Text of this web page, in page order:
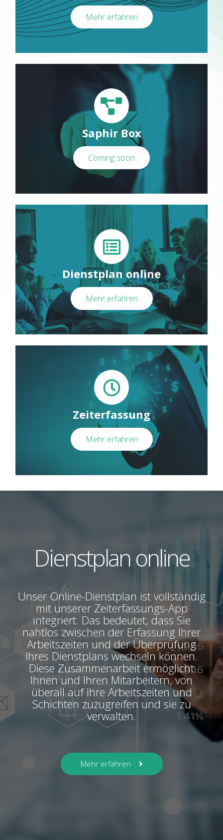
Mehr erfahren
Saphir Box
Coming soon
Dienstplan online
Mehr erfahren
Zeiterfassung
Mehr erfahren
Dienstplan online
Unser Online-Dienstplan ist vollständig
mit unserer Zeiterfassungs-App
integriert. Das bedeutet, dass Sie
nahtlos zwischen der Erfassung Ihrer
Arbeitszeiten und der Überprüfung
Ihres Dienstplans wechseln können.
Diese Zusammenarbeit ermöglicht
Ihnen und Ihren Mitarbeitern, von
überall auf Ihre Arbeitszeiten und
Schichten zuzugreifen und sie zu
verwalten.
Mehr erfahren